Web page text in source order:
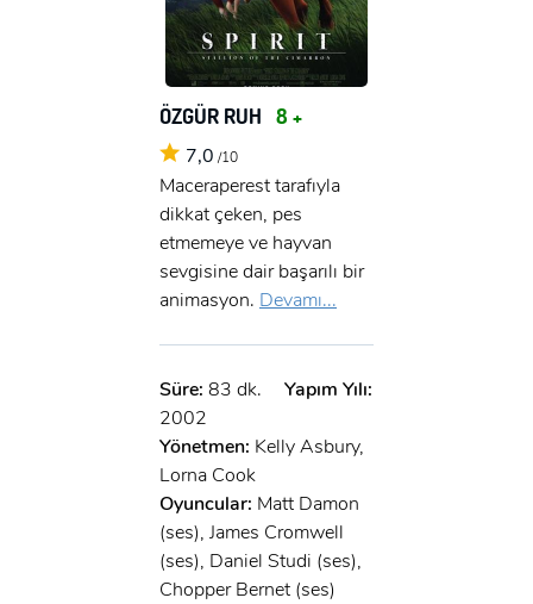
ÖZGÜR RUH 8 +
7,0 /10
Maceraperest tarafıyla
dikkat çeken, pes
etmemeye ve hayvan
sevgisine dair başarılı bir
animasyon. Devamı...
Süre: 83 dk.
Yapım Yılı:
2002
Yönetmen: Kelly Asbury,
Lorna Cook
Oyuncular: Matt Damon
(ses), James Cromwell
(ses), Daniel Studi (ses),
Chopper Bernet (ses)